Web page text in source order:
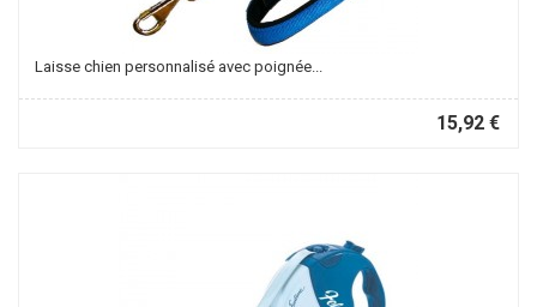
Laisse chien personnalisé avec poignée...
15,92 €